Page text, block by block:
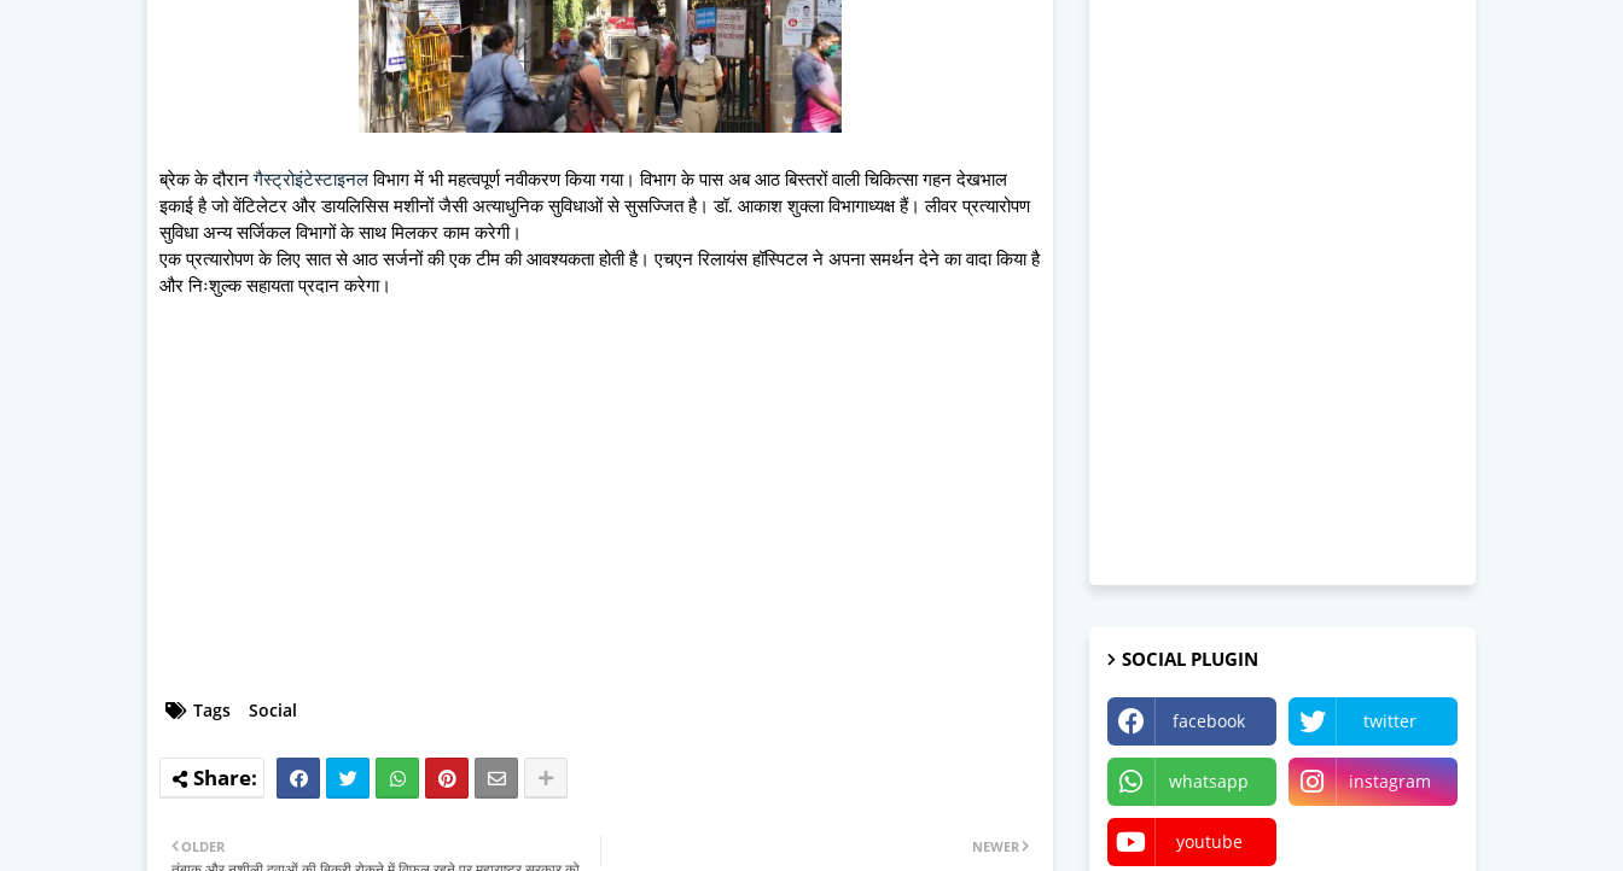
ब्रेक के दौरानगैस्ट्रोइंटेस्टाइनलविभाग में भी महत्वपूर्ण नवीकरण किया गया। विभाग के पास अब आठ बिस्तरों वाली चिकित्सा गहन देखभाल
इकाई है जो वेंटिलेटर और डायलिसिस मशीनों जैसी अत्याधुनिक सुविधाओं से सुसज्जित है। डॉ. आकाश शुक्ला विभागाध्यक्ष हैं। लीवर प्रत्यारोपण
सुविधा अन्य सर्जिकल विभागों के साथ मिलकर काम करेगी।
एक प्रत्यारोपण के लिए सात से आठ सर्जनों की एक टीम की आवश्यकता होती है। एचएन रिलायंस हॉस्पिटल ने अपना समर्थन देने का वादा किया है
और निःशुल्क सहायता प्रदान करेगा।
Tags Social
NEWER
OLDER
SOCIAL PLUGIN
facebook twitter
whatsapp instagram
youtube